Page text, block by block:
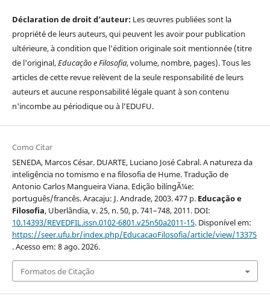
Déclaration de droit d’auteur: Les œuvres publiées sont la
propriété de leurs auteurs, qui peuvent les avoir pour publication
ultérieure, à condition que l'édition originale soit mentionnée (titre
de l'original,Educação e Filosofia, volume, nombre, pages). Tous les
articles de cette revue relèvent de la seule responsabilité de leurs
auteurs et aucune responsabilité légale quant à son contenu
n'incombe au périodique ou à l’EDUFU.
Como Citar
SENEDA, Marcos César. DUARTE, Luciano José Cabral. A natureza da
inteligência no tomismo e na filosofia de Hume. Tradução de
Antonio Carlos Mangueira Viana. Edição bilíngÃ¼e:
português/francês. Aracaju: J. Andrade, 2003. 477 p. Educação e
Filosofia, Uberlândia, v. 25, n. 50, p. 741–748, 2011. DOI:
10.14393/REVEDFIL.issn.0102-6801.v25n50a2011-15. Disponível em:
https://seer.ufu.br/index.php/EducacaoFilosofia/article/view/13375
. Acesso em: 8 ago. 2026.
Formatos de Citação